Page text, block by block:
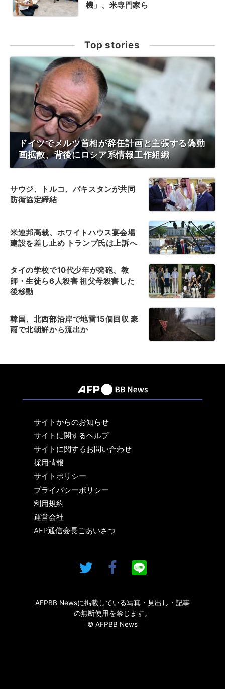
機」、米専門家ら
Top stories
ドイツでメルツ首相が辞任計画と主張する偽動
画拡散、背後にロシア系情報工作組織
サウジ、トルコ、パキスタンが共同
防衛協定締結
米連邦高裁、ホワイトハウス宴会場
建設を差し止め トランプ氏は上訴へ
タイの学校で10代少年が発砲、教
師・生徒ら6人殺害 祖父母殺害した
後移動
韓国、北西部沿岸で地雷15個回収 豪
雨で北朝鮮から流出か
サイトからのお知らせ
サイトに関するヘルプ
サイトに関するお問い合わせ
採用情報
サイトポリシー
プライバシーポリシー
利用規約
運営会社
AFP通信会長ごあいさつ
AFPBB Newsに掲載している写真・見出し・記事
の無断使用を禁じます。
© AFPBB News